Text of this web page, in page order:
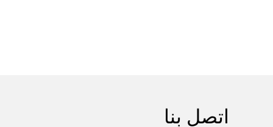
اتصل بنا